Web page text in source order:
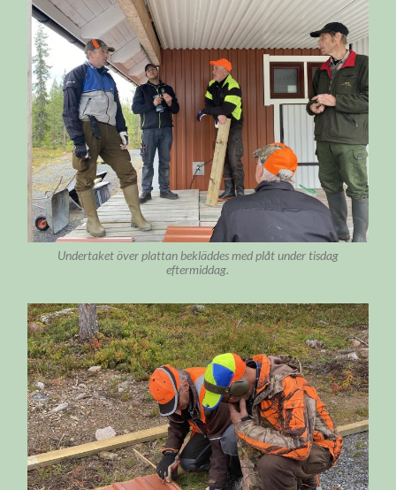
Undertaket över plattan bekläddes med plåt under tisdag
eftermiddag.